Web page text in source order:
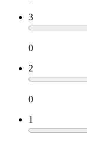
3
0
2
0
1